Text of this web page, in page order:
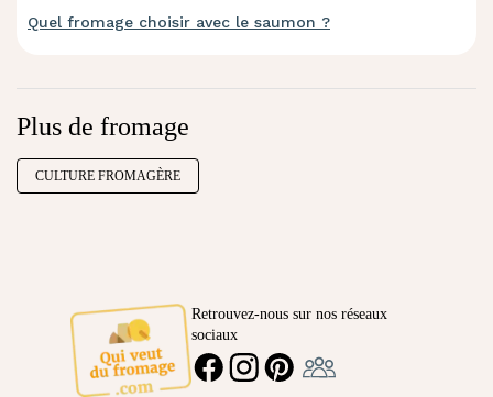
Quel fromage choisir avec le saumon ?
Plus de fromage
CULTURE FROMAGÈRE
Retrouvez-nous sur nos réseaux
sociaux
FACEBOOKINSTAGRAMPINTEREST